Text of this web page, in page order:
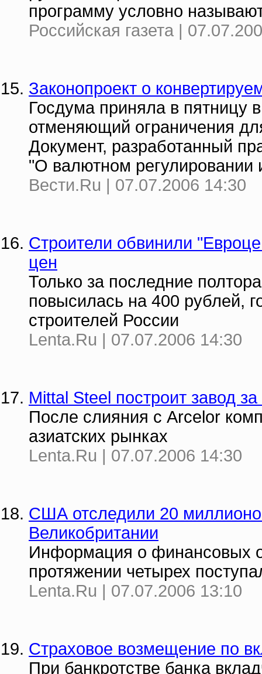
программу условно
Российская газета |
Законопроект о
Госдума приняла в пятницу
отменяющий ограничения
Документ, разработанный
"О валютном регулировании
Вести.Ru | 07.07.2006 14:30
Строители обвинили
цен
Только за последние
повысилась на 400 рублей,
строителей России
Lenta.Ru | 07.07.2006 14:30
Mittal Steel построит завод
После слияния с Arcelor
азиатских рынках
Lenta.Ru | 07.07.2006 14:30
США отследили 20
Великобритании
Информация о финансовых
протяжении четырех
Lenta.Ru | 07.07.2006 13:10
Страховое возмещение по
При банкротстве банка